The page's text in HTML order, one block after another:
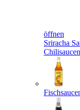
öffnen
Sriracha
Chilisaucen